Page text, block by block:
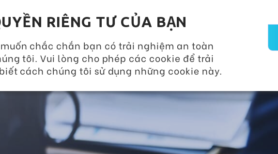
RIÊNG TƯ CỦA BẠN
chắc chắn bạn có trải nghiệm an toàn
tôi. Vui lòng cho phép các cookie để trải
cách chúng tôi sử dụng những cookie này.
SỰ KIỆN VÀ TIN TỨC
GIẢI PHÁP DINH DƯỠNG 360
DỊCH VỤ KỸ THUẬT
SẢN PHẨM
VỀ CHÚNG TÔI